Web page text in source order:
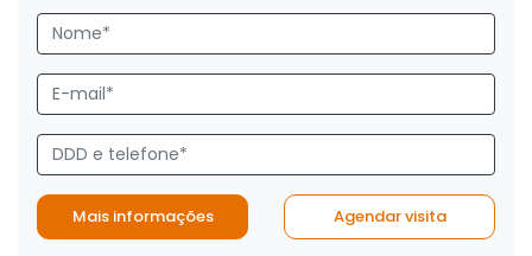
Mais informações Agendar visita